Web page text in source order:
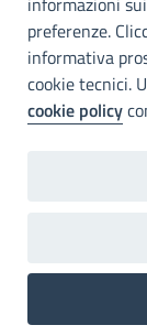
Città
web accessibile,
Home
preferenze.
informativa
cookie tecnici.
cookie policy